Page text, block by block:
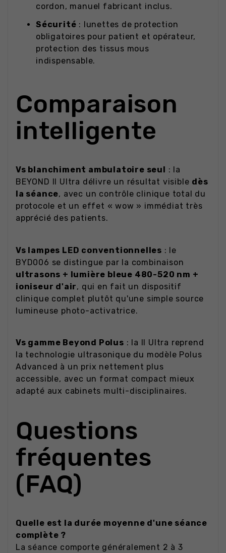
cordon, manuel fabricant inclus.
Sécurité : lunettes de protection
obligatoires pour patient et opérateur,
protection des tissus mous
indispensable.
Comparaison
intelligente
Vs blanchiment ambulatoire seul : la
BEYOND II Ultra délivre un résultat visible dès
la séance, avec un contrôle clinique total du
protocole et un effet « wow » immédiat très
apprécié des patients.
Vs lampes LED conventionnelles : le
BYD006 se distingue par la combinaison
ultrasons + lumière bleue 480-520 nm +
ioniseur d'air, qui en fait un dispositif
clinique complet plutôt qu'une simple source
lumineuse photo-activatrice.
Vs gamme Beyond Polus : la II Ultra reprend
la technologie ultrasonique du modèle Polus
Advanced à un prix nettement plus
accessible, avec un format compact mieux
adapté aux cabinets multi-disciplinaires.
Questions
fréquentes
(FAQ)
Quelle est la durée moyenne d'une séance
complète ?
La séance comporte généralement 2 à 3